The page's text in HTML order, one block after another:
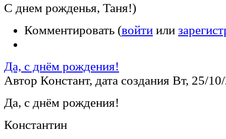
С днем рожденья, Таня!)
Комментировать (войти или
Да, с днём рождения!
Автор Констант, дата создания Вт, 25/
Да, с днём рождения!
Константин